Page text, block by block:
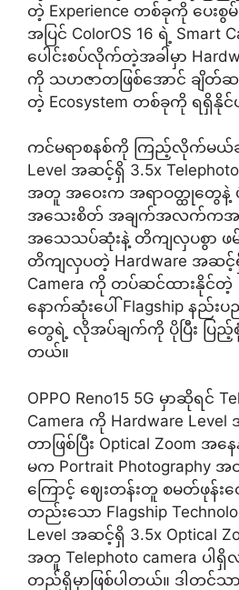
တဲ့ Experience တစ်ခုကို ပေးစွ
အပြင် ColorOS 16 ရဲ့ Smart
ပေါင်းစပ်လိုက်တဲ့အခါမှာ
ကို သဟဇာတဖြစ်အောင် ချိတ်ဆ
တဲ့ Ecosystem တစ်ခုကို ရရှိနို
ကင်မရာစနစ်ကို ကြည့်လိုက်မယ်
Level အဆင့်ရှိ 3.5x Telephoto
အတူ အဝေးက အရာဝတ္ထုတွေနဲ့
အသေးစိတ် အချက်အလက်ကအစ
အသေသပ်ဆုံးနဲ့ တိကျလှပစွာ ဖမ်
တိကျလှပတဲ့ Hardware အဆင့်ရှိ
Camera ကို တပ်ဆင်ထားနိုင်တဲ့
နောက်ဆုံးပေါ် Flagship နည်း
တွေရဲ့ လိုအပ်ချက်ကို ပိုပြီး ပြည့်စုံ
တယ်။
OPPO Reno15 5G မှာဆိုရင်
Camera ကို Hardware
တာဖြစ်ပြီး Optical Zoom အ
မက Portrait Photography
ကြောင့် ဈေးတန်းတူ စမတ်ဖုန်း
တည်းသော Flagship
Level အဆင့်ရှိ 3.5x Optical
အတူ Telephoto camera ပါ
တည်ရှိမှာဖြစ်ပါတယ်။ ဒါတင်သ